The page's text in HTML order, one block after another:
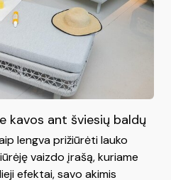
kavos ant šviesių baldų
lengva prižiūrėti lauko
vaizdo įrašą, kuriame
efektai, savo akimis